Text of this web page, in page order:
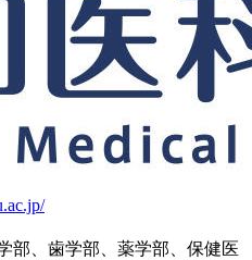
部、歯学部、薬学部、保健医